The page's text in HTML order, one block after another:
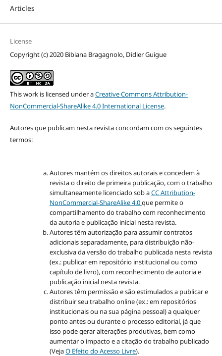
Articles
License
Copyright (c) 2020 Bibiana Bragagnolo, Didier Guigue
This work is licensed under aCreative Commons Attribution-
NonCommercial-ShareAlike 4.0 International License.
Autores que publicam nesta revista concordam com os seguintes
termos:
Autores mantém os direitos autorais e concedem à
revista o direito de primeira publicação, com o trabalho
simultaneamente licenciado sob aCC Attribution-
NonCommercial-ShareAlike 4.0que permite o
compartilhamento do trabalho com reconhecimento
da autoria e publicação inicial nesta revista.
Autores têm autorização para assumir contratos
adicionais separadamente, para distribuição não-
exclusiva da versão do trabalho publicada nesta revista
(ex.: publicar em repositório institucional ou como
capítulo de livro), com reconhecimento de autoria e
publicação inicial nesta revista.
Autores têm permissão e são estimulados a publicar e
distribuir seu trabalho online (ex.: em repositórios
institucionais ou na sua página pessoal) a qualquer
ponto antes ou durante o processo editorial, já que
isso pode gerar alterações produtivas, bem como
aumentar o impacto e a citação do trabalho publicado
(VejaO Efeito do Acesso Livre).